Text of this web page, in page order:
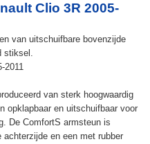
Clio 3R 2005-
van uitschuifbare bovenzijde
stiksel.
2011
van sterk hoogwaardig
opklapbaar en uitschuifbaar voor
De ComfortS armsteun is
en een met rubber